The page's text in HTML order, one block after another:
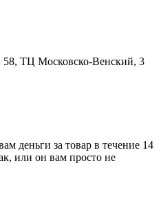
58, ТЦ Московско-Венский, 3
деньги за товар в течение 14
или он вам просто не